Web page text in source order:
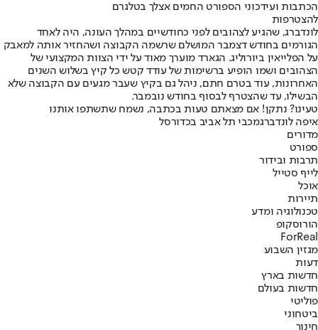
הכתבות ועידכוני הספורט החמים אצלך בטלגרם
להצטרפות
לונדברג, שהגיע לצהובים לפני כחודשיים במהלך העונה, היה לאחד
הגורמים בחודש דצמבר המושלם שרשמה הקבוצה ושהחזיר אותה למאבק
על הפלייאין ביורוליג. הגארד מוערך מאוד על ידי הצוות המקצועי של
הצהובים ושמו הופיע ברשימות של עודד קטש כל קיץ בשלוש השנים
האחרונות, עוד בטרם חתם, ניהל גם בקיץ שעבר מגעים עם הקבוצה שלא
הבשילו, עד שהצטרף לבסוף בחודש נובמבר.
טעינו? נתקן! אם מצאתם טעות בכתבה, נשמח שתשתפו אותנו
איפה לונדברגמכבי תל אביב בכדורסל
מדורים
ספורט
תרבות ובידור
לייף סטייל
אוכל
תיירות
טכנולוגיה ומדע
הורוסקופ
ForReal
מגזין השבוע
דעות
חדשות בארץ
חדשות בעולם
פוליטי
ביטחוני
חינוך